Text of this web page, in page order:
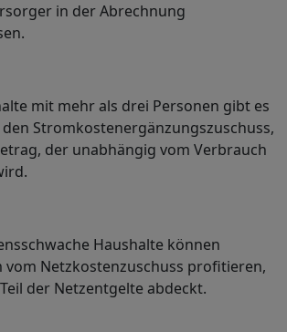
in der Abrechnung
mit mehr als drei Personen gibt es
Stromkostenergänzungszuschuss,
der unabhängig vom Verbrauch
Haushalte können
vom Netzkostenzuschuss profitieren,
der Netzentgelte abdeckt.